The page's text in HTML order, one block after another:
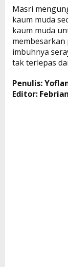
Masri
kaum muda
kaum muda
membesarkan
imbuhnya
tak terlepas
Penulis:
Editor: